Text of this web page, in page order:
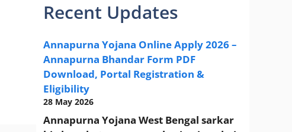
Recent Updates
Annapurna Yojana Online Apply 2026 –
Annapurna Bhandar Form PDF
Download, Portal Registration &
Eligibility
28 May 2026
Annapurna Yojana West Bengal sarkar